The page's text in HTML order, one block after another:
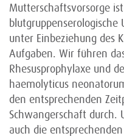
Mutterschaftsvorsorge
blutgruppenserologische
unter Einbeziehung des
Aufgaben. Wir führen
Rhesusprophylaxe und
haemolyticus
den entsprechenden
Schwangerschaft
auch die